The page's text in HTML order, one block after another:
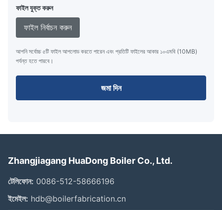
ফাইল যুক্ত করুন
ফাইল নির্বাচন করুন
আপনি সর্বোচ্চ ৫টি ফাইল আপলোড করতে পারেন এবং প্রতিটি ফাইলের আকার ১০এমবি (10MB)
পর্যন্ত হতে পারবে।
জমা দিন
Zhangjiagang HuaDong Boiler Co., Ltd.
টেলিফোন: 0086-512-58666196
ইমেইল: hdb@boilerfabrication.cn